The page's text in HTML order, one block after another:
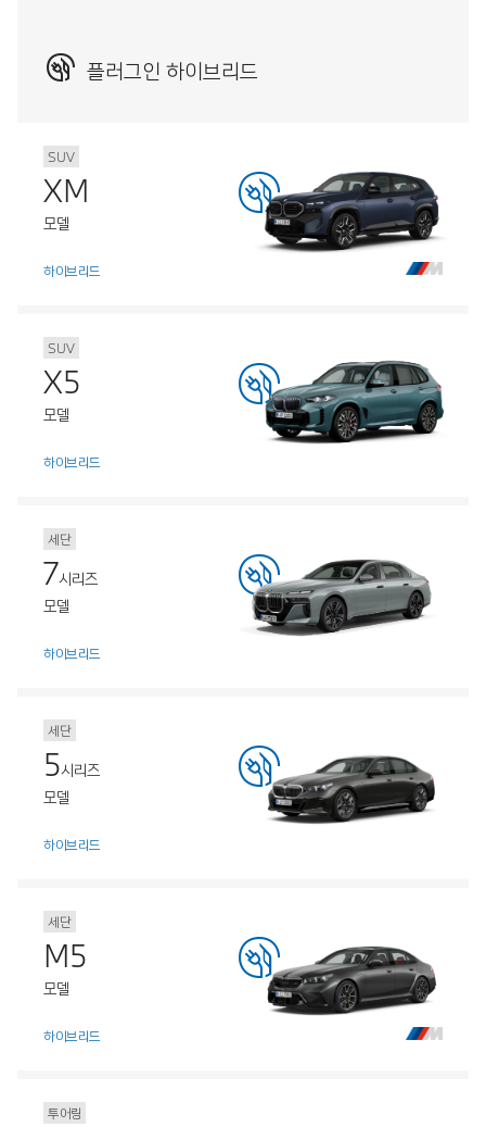
플러그인 하이브리드
SUV
XM
모델
하이브리드
SUV
X5
모델
하이브리드
세단
7시리즈
모델
하이브리드
세단
5시리즈
모델
하이브리드
세단
M5
모델
하이브리드
투어링